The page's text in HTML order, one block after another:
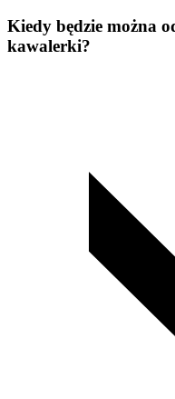
Kiedy będzie można
kawalerki?